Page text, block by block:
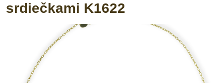
srdiečkami K1622